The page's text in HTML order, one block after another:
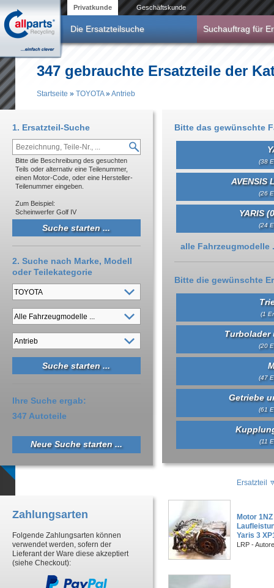
Privatkunde Geschäftskunde
Die Ersatzteilsuche Suchauftrag für
347 gebrauchte Ersatzteile der
Startseite » TOYOTA»Antrieb
Bitte das gewünschte
(38
AVENSIS
(26
YARIS
(24
Anzeigen
alle Fahrzeugmodelle
Bitte die gewünschte
(1
(20
(47
Getriebe
(61
(11
Ersatzteil
Motor
Yaris 3
LRP -
1. Ersatzteil-Suche
Bitte die Beschreibung des gesuchten
Teils oder alternativ eine Teilenummer,
einen Motor-Code, oder eine Hersteller-
Teilenummer eingeben.
Zum Beispiel:
Scheinwerfer Golf IV
2. Suche nach Marke, Modell
oder Teilekategorie
Ihre Suche ergab:
347 Autoteile
Neue Suche starten ...
Zahlungsarten
Folgende Zahlungsarten können
verwendet werden, sofern der
Lieferant der Ware diese akzeptiert
(siehe Checkout):